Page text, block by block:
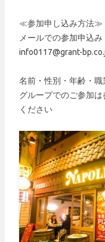
≪参加申し込み方法≫
メールでの参加申込み
info0117@grant-
名前・性別・年齢・職
グループでのご参加
ください